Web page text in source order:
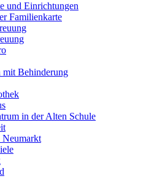
und Einrichtungen
Familienkarte
mit Behinderung
in der Alten Schule
Neumarkt